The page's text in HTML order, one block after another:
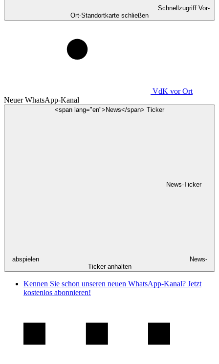
Schnellzugriff Vor-
Ort-Standortkarte schließen
VdK vor Ort
Neuer WhatsApp-Kanal
<span lang="en">News</span> Ticker
News-Ticker
abspielen
News-
Ticker anhalten
Kennen Sie schon unseren neuen WhatsApp-Kanal? Jetzt
kostenlos abonnieren!